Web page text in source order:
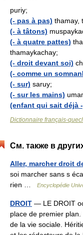
puriy;
(- pas à pas) thamay,
(- à tâtons)
(- à quatre pattes)
thamaykachay;
(- droit devant soi)
(- comme un
(- sur) saruy;
(- sur les mains)
(enfant qui sait déjà
Dictionnaire français-
См. также в
Aller, marcher droit
soi marcher sans s
rien …
Encyclopédie
DROIT — LE DROIT
place de premier
de la vie sociale.